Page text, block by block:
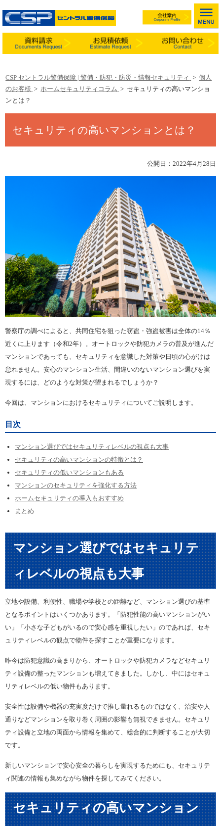
CSP セントラル警備保障 | 警備・防犯・防災・情報セキュリティ > 個人
のお客様 > ホームセキュリティコラム > セキュリティの高いマンショ
ンとは？
セキュリティの高いマンションとは？
公開日：2022年4月28日
警察庁の調べによると、共同住宅を狙った窃盗・強盗被害は全体の14％
近くに上ります（令和2年）。オートロックや防犯カメラの普及が進んだ
マンションであっても、セキュリティを意識した対策や日頃の心がけは
怠れません。安心のマンション生活、間違いのないマンション選びを実
現するには、どのような対策が望まれるでしょうか？
今回は、マンションにおけるセキュリティについてご説明します。
目次
マンション選びではセキュリティレベルの視点も大事
セキュリティの高いマンションの特徴とは？
セキュリティの低いマンションもある
マンションのセキュリティを強化する方法
ホームセキュリティの導入もおすすめ
まとめ
マンション選びではセキュリテ
ィレベルの視点も大事
立地や設備、利便性、職場や学校との距離など、マンション選びの基準
となるポイントはいくつかあります。「防犯性能の高いマンションがい
い」「小さな子どもがいるので安心感を重視したい」のであれば、セキ
ュリティレベルの観点で物件を探すことが重要になります。
昨今は防犯意識の高まりから、オートロックや防犯カメラなどセキュリ
ティ設備の整ったマンションも増えてきました。しかし、中にはセキュ
リティレベルの低い物件もあります。
安全性は設備や機器の充実度だけで推し量れるものではなく、治安や人
通りなどマンションを取り巻く周囲の影響も無視できません。セキュリ
ティ設備と立地の両面から情報を集めて、総合的に判断することが大切
です。
新しいマンションで安心安全の暮らしを実現するためにも、セキュリテ
ィ関連の情報も集めながら物件を探してみてください。
セキュリティの高いマンション